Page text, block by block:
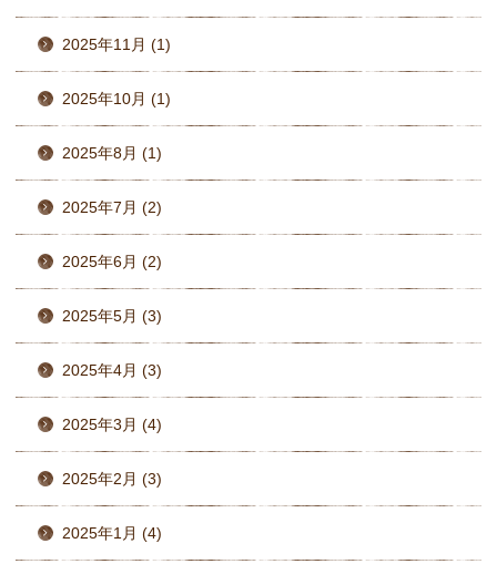
2025年11月 (1)
2025年10月 (1)
2025年8月 (1)
2025年7月 (2)
2025年6月 (2)
2025年5月 (3)
2025年4月 (3)
2025年3月 (4)
2025年2月 (3)
2025年1月 (4)